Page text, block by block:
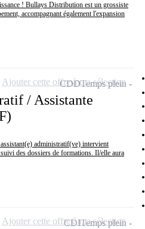
! Bullays Distribution est un grossiste
accompagnant également l'expansion
/ Assistante
administratif(ve) intervient
des dossiers de formations. Il/elle aura
CDDTemps plein
Ajouter cette offre à ma sélection
CDITemps plein
Ajouter cette offre à ma sélection